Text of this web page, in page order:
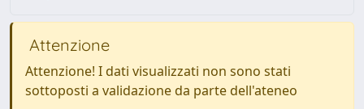
Attenzione
Attenzione! I dati visualizzati non sono stati
sottoposti a validazione da parte dell'ateneo